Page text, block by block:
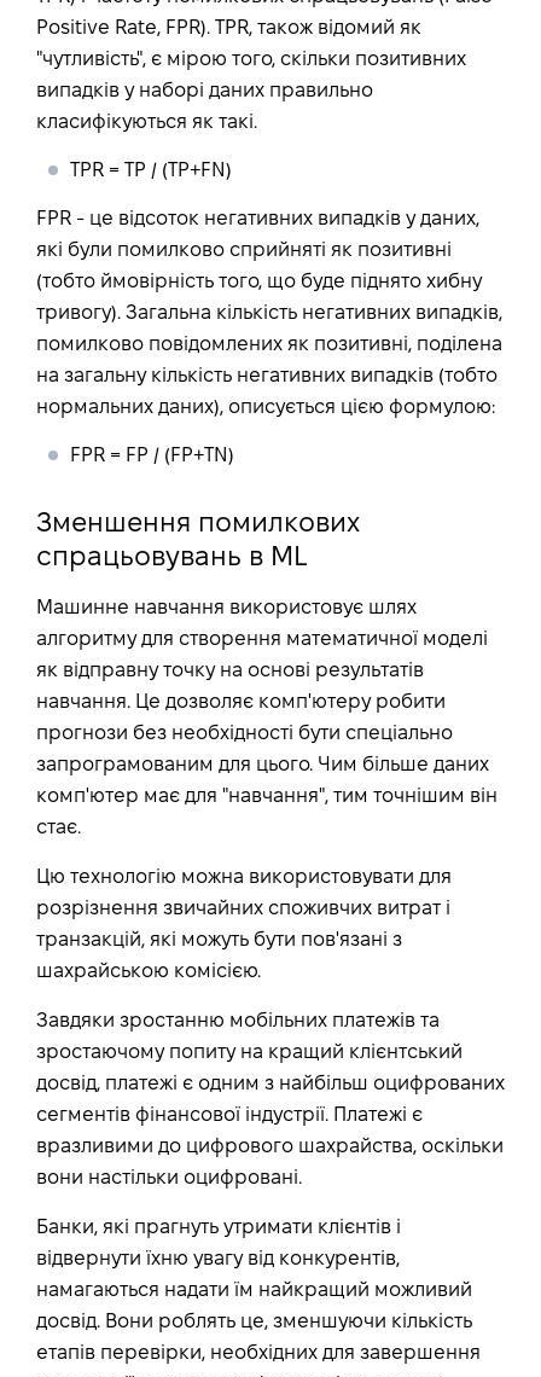
Positive Rate, FPR). TPR, також відомий як
"чутливість", є мірою того, скільки позитивних
випадків у наборі даних правильно
класифікуються як такі.
TPR = TP / (TP+FN)
FPR - це відсоток негативних випадків у даних,
які були помилково сприйняті як позитивні
(тобто ймовірність того, що буде піднято хибну
тривогу). Загальна кількість негативних випадків,
помилково повідомлених як позитивні, поділена
на загальну кількість негативних випадків (тобто
нормальних даних), описується цією формулою:
FPR = FP / (FP+TN)
Зменшення помилкових
спрацьовувань в ML
Машинне навчання використовує шлях
алгоритму для створення математичної моделі
як відправну точку на основі результатів
навчання. Це дозволяє комп'ютеру робити
прогнози без необхідності бути спеціально
запрограмованим для цього. Чим більше даних
комп'ютер має для "навчання", тим точнішим він
стає.
Цю технологію можна використовувати для
розрізнення звичайних споживчих витрат і
транзакцій, які можуть бути пов'язані з
шахрайською комісією.
Завдяки зростанню мобільних платежів та
зростаючому попиту на кращий клієнтський
досвід, платежі є одним з найбільш оцифрованих
сегментів фінансової індустрії. Платежі є
вразливими до цифрового шахрайства, оскільки
вони настільки оцифровані.
Банки, які прагнуть утримати клієнтів і
відвернути їхню увагу від конкурентів,
намагаються надати їм найкращий можливий
досвід. Вони роблять це, зменшуючи кількість
етапів перевірки, необхідних для завершення